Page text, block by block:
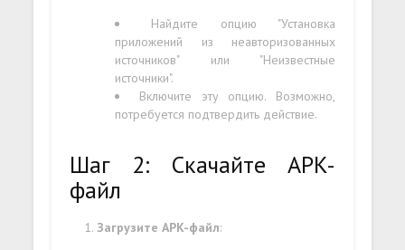
Найдите опцию "Установка
приложений из неавторизованных
источников" или "Неизвестные
источники".
Включите эту опцию. Возможно,
потребуется подтвердить действие.
Шаг 2: Скачайте APK-
файл
Загрузите APK-файл: